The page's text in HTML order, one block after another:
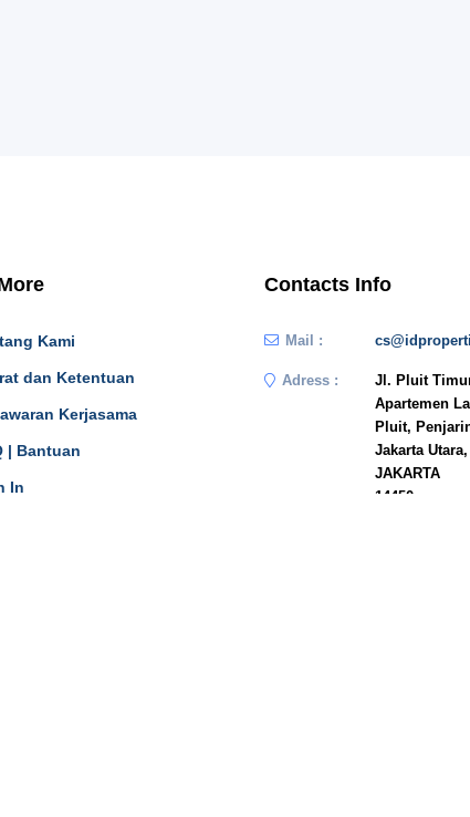
Kami
dan Ketentuan
Kerjasama
| Bantuan
In
Contacts Info
Mail :
Adress :
Jl. Pluit
Apartemen
Pluit,
Jakarta Utara,
JAKARTA
14450